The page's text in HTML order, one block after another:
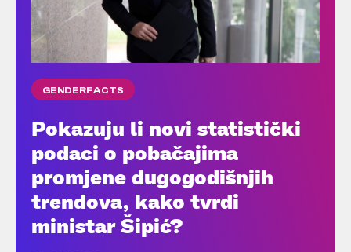
GENDERFACTS
Pokazuju li novi statistički
podaci o pobačajima
promjene dugogodišnjih
trendova, kako tvrdi
ministar Šipić?